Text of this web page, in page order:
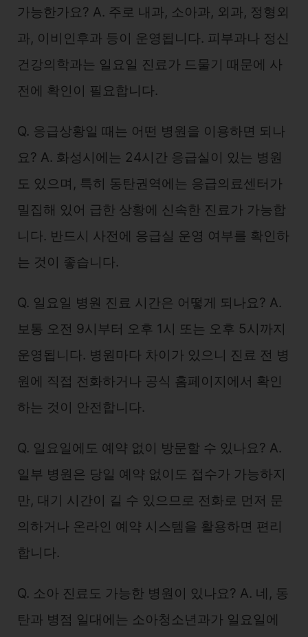
가능한가요? A. 주로 내과, 소아과, 외과, 정형외
과, 이비인후과 등이 운영됩니다. 피부과나 정신
건강의학과는 일요일 진료가 드물기 때문에 사
전에 확인이 필요합니다.
Q. 응급상황일 때는 어떤 병원을 이용하면 되나
요? A. 화성시에는 24시간 응급실이 있는 병원
도 있으며, 특히 동탄권역에는 응급의료센터가
밀집해 있어 급한 상황에 신속한 진료가 가능합
니다. 반드시 사전에 응급실 운영 여부를 확인하
는 것이 좋습니다.
Q. 일요일 병원 진료 시간은 어떻게 되나요? A.
보통 오전 9시부터 오후 1시 또는 오후 5시까지
운영됩니다. 병원마다 차이가 있으니 진료 전 병
원에 직접 전화하거나 공식 홈페이지에서 확인
하는 것이 안전합니다.
Q. 일요일에도 예약 없이 방문할 수 있나요? A.
일부 병원은 당일 예약 없이도 접수가 가능하지
만, 대기 시간이 길 수 있으므로 전화로 먼저 문
의하거나 온라인 예약 시스템을 활용하면 편리
합니다.
Q. 소아 진료도 가능한 병원이 있나요? A. 네, 동
탄과 병점 일대에는 소아청소년과가 일요일에